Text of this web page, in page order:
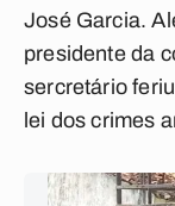
José Garcia.
presidente da
sercretário
lei dos crimes